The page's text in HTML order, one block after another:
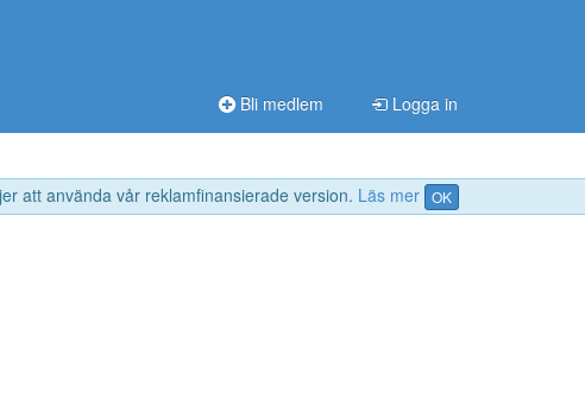
att använda vår reklamfinansierade version. Läs mer OK
Bli medlem Logga in